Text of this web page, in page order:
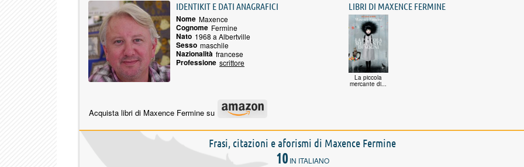
IDENTIKIT E DATI ANAGRAFICI
Nome Maxence
Cognome Fermine
Nato 1968 a Albertville
Sesso maschile
Nazionalità francese
Professione scrittore
LIBRI DI MAXENCE FERMINE
La piccola
mercante di...
Acquista libri di Maxence Fermine su
Frasi, citazioni e aforismi di Maxence Fermine
10IN ITALIANO